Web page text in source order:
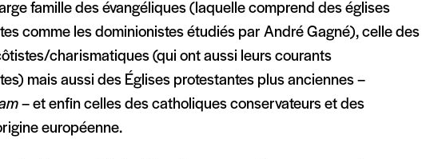
famille des évangéliques (laquelle comprend des églises
comme les dominionistes étudiés par André Gagné), celle des
charismatiques (qui ont aussi leurs courants
mais aussi des Églises protestantes plus anciennes –
– et enfin celles des catholiques conservateurs et des
européenne.